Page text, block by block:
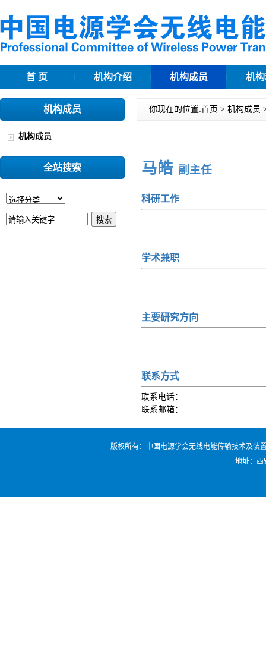
首 页 机构介绍 机构成员 机
机构成员
机构成员
全站搜索
你现在的位置:首页 > 机构成员
马皓 副主任
科研工作
学术兼职
主要研究方向
联系方式
联系电话：
联系邮箱：
版权所有：中国电源学会无线电能传输技术及装置
地址：西